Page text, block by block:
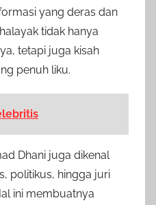
yang deras dan
tidak hanya
tetapi juga kisah
penuh liku.
Dhani juga dikenal
politikus, hingga juri
ini membuatnya